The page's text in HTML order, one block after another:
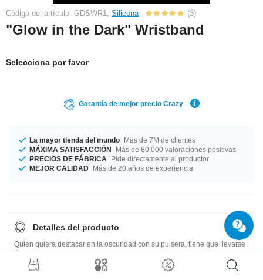
Código del artículo: GDSWR1, Silicona (3)
"Glow in the Dark" Wristband
Selecciona por favor
Garantía de mejor precio Crazy
La mayor tienda del mundo Más de 7M de clientes
MÁXIMA SATISFACCIÓN
Más de 80.000 valoraciones positivas
PRECIOS DE FÁBRICA
Pide directamente al productor
MEJOR CALIDAD Más de 20 años de experiencia
Detalles del producto
Quien quiera destacar en la oscuridad con su pulsera, tiene que llevarse
ésta de silicona. Empieza a brillar tan pronto se apaga la luz. Si te poner
varias pulseras de diferentes colores, el efecto es sorprendente.